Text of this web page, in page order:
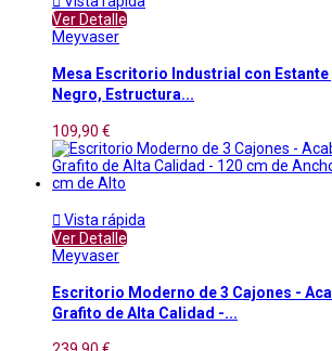
Ver Detalle
Meyvaser
Mesa Escritorio Industrial con Estante
Negro, Estructura...
109,90 €
 Vista rápida
Ver Detalle
Meyvaser
Escritorio Moderno de 3 Cajones -
Grafito de Alta Calidad -...